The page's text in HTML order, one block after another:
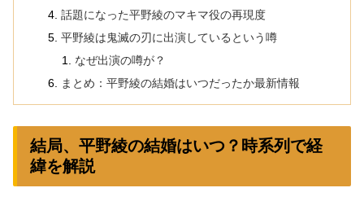
話題になった平野綾のマキマ役の再現度
平野綾は鬼滅の刃に出演しているという噂
なぜ出演の噂が？
まとめ：平野綾の結婚はいつだったか最新情報
結局、平野綾の結婚はいつ？時系列で経
緯を解説